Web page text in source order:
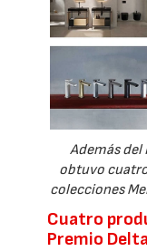
Además del
obtuvo
colecciones
Cuatro
Premio